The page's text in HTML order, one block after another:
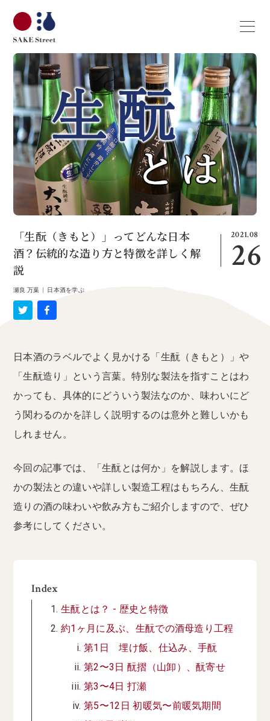
2021.08
26
「生酛（きもと）」ってどんな日本
酒？伝統的な造り方と特徴を詳しく解
説
瀬良 万葉 日本酒を学ぶ
日本酒のラベルでよく見かける「生酛（きもと）」や
「生酛造り」という言葉。特別な製法を指すことはわ
かっても、具体的にどういう製法なのか、味わいにど
う関わるのかを詳しく説明するのは意外と難しいかも
しれません。
今回の記事では、「生酛とは何か」を解説します。ほ
かの製法との違いや詳しい製造工程はもちろん、生酛
造りの酒の味わいや飲み方もご紹介しますので、ぜひ
参考にしてください。
Index
生酛とは？ - 歴史と特徴
約1ヶ月に及ぶ、生酛での酒母造り工程
第1日 埋け飯、仕込み、手酛
第2〜3日 酛摺（山卸）、酛寄せ
第3〜4日 打瀬
第5〜12日 初暖気〜前暖気期間